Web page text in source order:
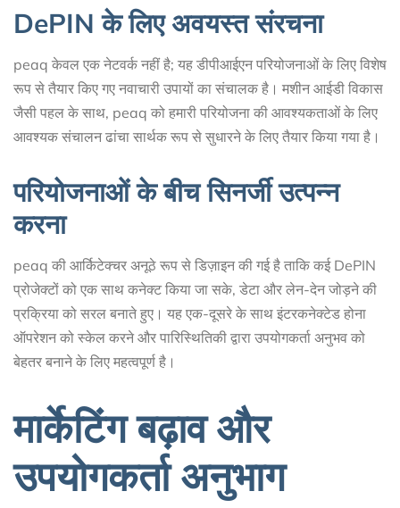
DePIN के लिए अवयस्त संरचना
peaq केवल एक नेटवर्क नहीं है; यह डीपीआईएन परियोजनाओं के लिए विशेष
रूप से तैयार किए गए नवाचारी उपायों का संचालक है। मशीन आईडी विकास
जैसी पहल के साथ, peaq को हमारी परियोजना की आवश्यकताओं के लिए
आवश्यक संचालन ढांचा सार्थक रूप से सुधारने के लिए तैयार किया गया है।
परियोजनाओं के बीच सिनर्जी उत्पन्न
करना
peaq की आर्किटेक्चर अनूठे रूप से डिज़ाइन की गई है ताकि कई DePIN
प्रोजेक्टों को एक साथ कनेक्ट किया जा सके, डेटा और लेन-देन जोड़ने की
प्रक्रिया को सरल बनाते हुए। यह एक-दूसरे के साथ इंटरकनेक्टेड होना
ऑपरेशन को स्केल करने और पारिस्थितिकी द्वारा उपयोगकर्ता अनुभव को
बेहतर बनाने के लिए महत्वपूर्ण है।
मार्केटिंग बढ़ाव और
उपयोगकर्ता अनुभाग